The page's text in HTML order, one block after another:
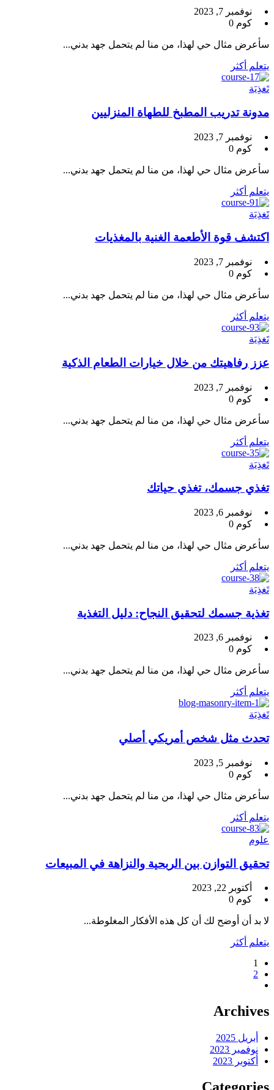
نوفمبر 7, 2023
كوم 0
سأعرض مثال حي لهذا، من منا لم يتحمل جهد بدني...
يتعلم أكثر
تَغذِيَة
مدونة تدريب المطبخ للطهاة المنزليين
نوفمبر 7, 2023
كوم 0
سأعرض مثال حي لهذا، من منا لم يتحمل جهد بدني...
يتعلم أكثر
تَغذِيَة
اكتشف قوة الأطعمة الغنية بالمغذيات
نوفمبر 7, 2023
كوم 0
سأعرض مثال حي لهذا، من منا لم يتحمل جهد بدني...
يتعلم أكثر
تَغذِيَة
عزز رفاهيتك من خلال خيارات الطعام الذكية
نوفمبر 7, 2023
كوم 0
سأعرض مثال حي لهذا، من منا لم يتحمل جهد بدني...
يتعلم أكثر
تَغذِيَة
تغذي جسمك، تغذي حياتك
نوفمبر 6, 2023
كوم 0
سأعرض مثال حي لهذا، من منا لم يتحمل جهد بدني...
يتعلم أكثر
تَغذِيَة
تغذية جسمك لتحقيق النجاح: دليل التغذية
نوفمبر 6, 2023
كوم 0
سأعرض مثال حي لهذا، من منا لم يتحمل جهد بدني...
يتعلم أكثر
تَغذِيَة
تحدث مثل شخص أمريكي أصلي
نوفمبر 5, 2023
كوم 0
سأعرض مثال حي لهذا، من منا لم يتحمل جهد بدني...
يتعلم أكثر
علوم
تحقيق التوازن بين الربحية والنزاهة في المبيعات
أكتوبر 22, 2023
كوم 0
لا بد أن أوضح لك أن كل هذه الأفكار المغلوطة...
يتعلم أكثر
1
2
Archives
أبريل 2025
نوفمبر 2023
أكتوبر 2023